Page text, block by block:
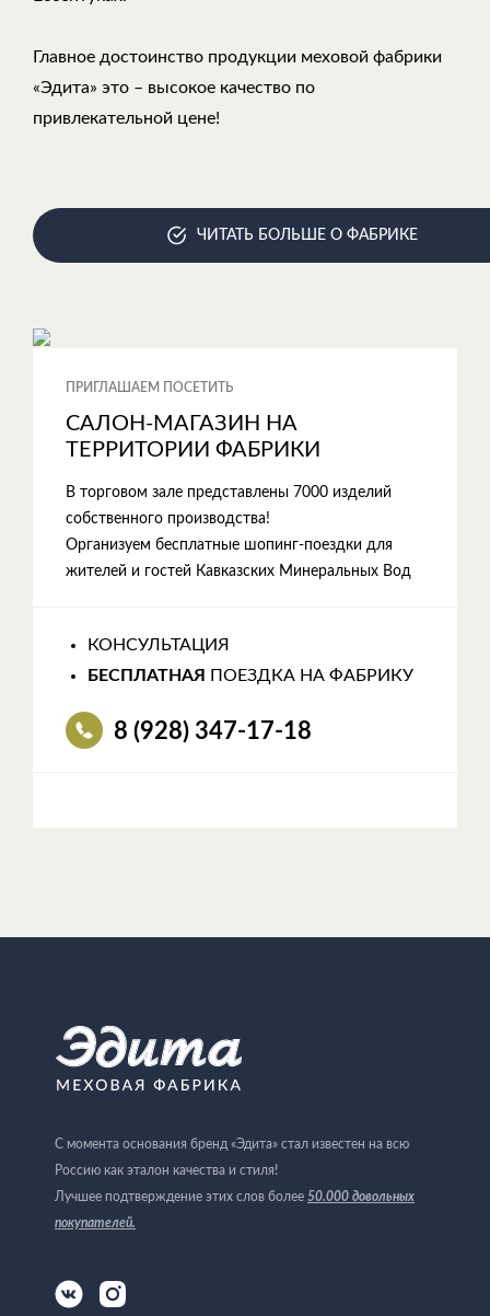
Главное достоинство продукции меховой фабрики
«Эдита» это – высокое качество по
привлекательной цене!
ЧИТАТЬ БОЛЬШЕ О ФАБРИКЕ
ПРИГЛАШАЕМ ПОСЕТИТЬ
САЛОН-МАГАЗИН НА
ТЕРРИТОРИИ ФАБРИКИ
В торговом зале представлены 7000 изделий
собственного производства!
Организуем бесплатные шопинг-поездки для
жителей и гостей Кавказских Минеральных Вод
КОНСУЛЬТАЦИЯ
БЕСПЛАТНАЯ
ПОЕЗДКА НА ФАБРИКУ
8 (928) 347-17-18
С момента основания бренд «Эдита» стал известен на всю
Россию как эталон качества и стиля!
Лучшее подтверждение этих слов более 50.000 довольных
покупателей.